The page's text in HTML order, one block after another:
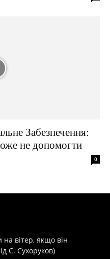
Забезпечення:
не допомогти
0
вітер, якщо він
С. Сухоруков)